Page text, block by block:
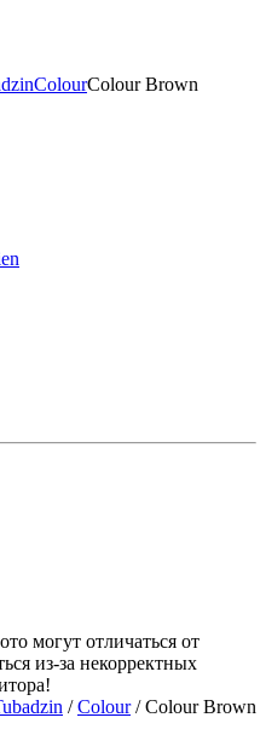
ColourColour Brown
могут отличаться от
из-за некорректных
/Colour/ Colour Brown